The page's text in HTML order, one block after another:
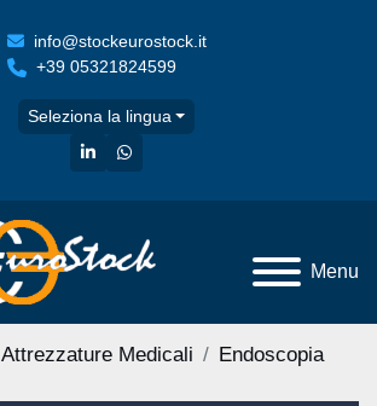
info@stockeurostock.it
+39 05321824599
Seleziona la lingua
linkedinwhatsapp
Menu
Attrezzature Medicali
Endoscopia